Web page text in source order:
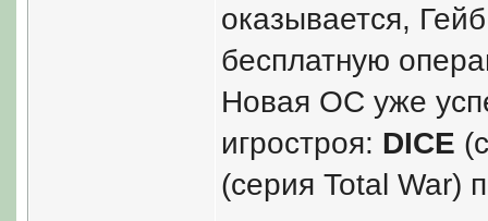
оказывается,
бесплатную
Новая ОС уже
игростроя: DICE
(серия Total War)